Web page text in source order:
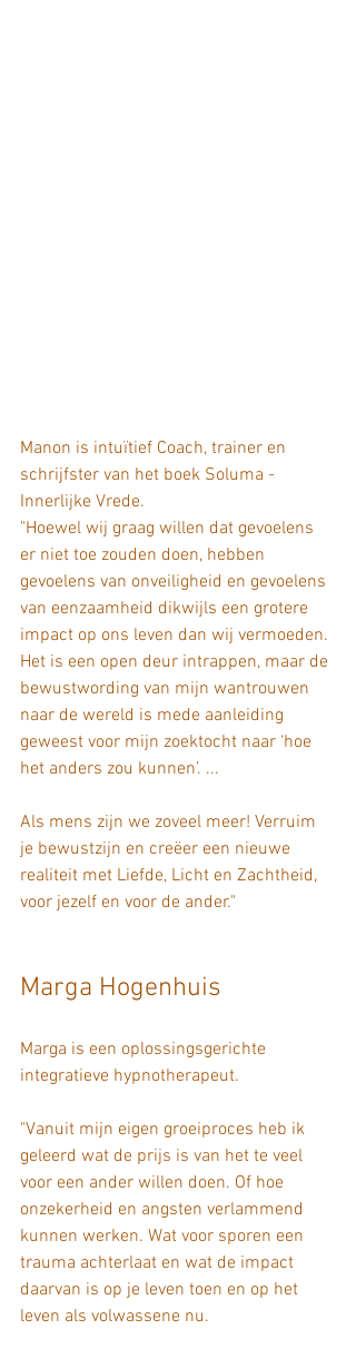
Manon is intuïtief Coach, trainer en
schrijfster van het boek Soluma -
Innerlijke Vrede.
"Hoewel wij graag willen dat gevoelens
er niet toe zouden doen, hebben
gevoelens van onveiligheid en gevoelens
van eenzaamheid dikwijls een grotere
impact op ons leven dan wij vermoeden.
Het is een open deur intrappen, maar de
bewustwording van mijn wantrouwen
naar de wereld is mede aanleiding
geweest voor mijn zoektocht naar ‘hoe
het anders zou kunnen’. ...
Als mens zijn we zoveel meer! Verruim
je bewustzijn en creëer een nieuwe
realiteit met Liefde, Licht en Zachtheid,
voor jezelf en voor de ander."
Marga Hogenhuis
Marga is een oplossingsgerichte
integratieve hypnotherapeut.
"Vanuit mijn eigen groeiproces heb ik
geleerd wat de prijs is van het te veel
voor een ander willen doen. Of hoe
onzekerheid en angsten verlammend
kunnen werken. Wat voor sporen een
trauma achterlaat en wat de impact
daarvan is op je leven toen en op het
leven als volwassene nu.